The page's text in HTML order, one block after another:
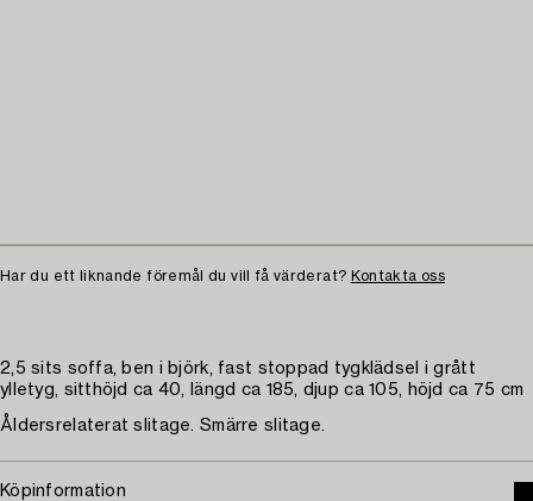
Har du ett liknande föremål du vill få värderat? Kontakta oss
2,5 sits soffa, ben i björk, fast stoppad tygklädsel i grått
ylletyg, sitthöjd ca 40, längd ca 185, djup ca 105, höjd ca 75 cm
Åldersrelaterat slitage. Smärre slitage.
Köpinformation